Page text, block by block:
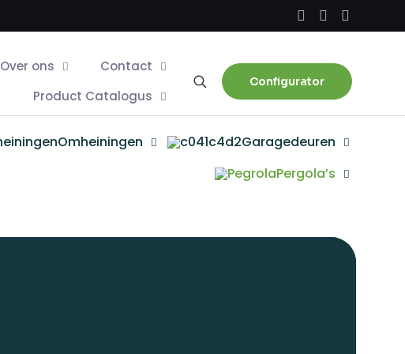
Over ons
Contact
Product Catalogus
Configurator
Omheiningen
Garagedeuren
Pergola’s